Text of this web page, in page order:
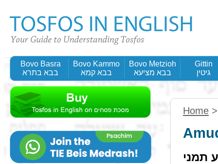
Bovo Basra
בבא בתרא
Bovo Kammo
בבא קמא
Bovo Metzioh
בבא מציעא
Gittin
גיטין
Home
תמני